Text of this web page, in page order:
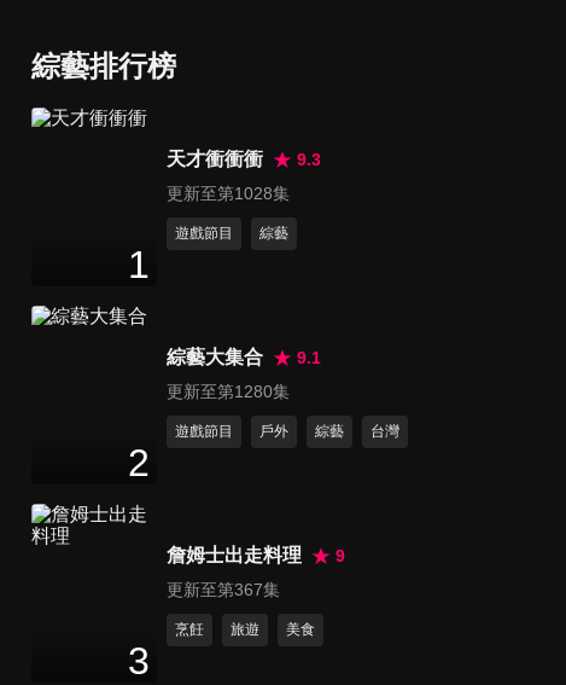
第127集 最聰明的高中職老師2
47 分鐘
第129集 最聰明的高中職老師4
47分鐘
第131集 最聰明的公關人員1
綜藝排行榜
1
天才衝衝衝
9.3
更新至第1028集
遊戲節目 綜藝
2
綜藝大集合
9.1
更新至第1280集
遊戲節目 戶外 綜藝 台灣
3
詹姆士出走料理
9
更新至第367集
烹飪 旅遊 美食